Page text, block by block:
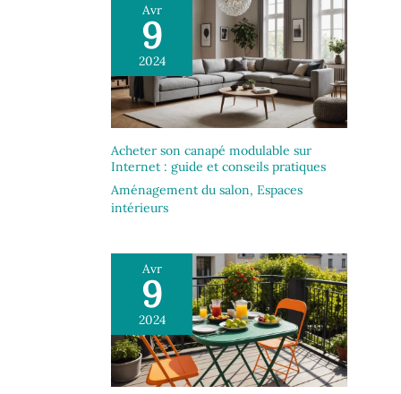
Avr
9
2024
Acheter son canapé modulable sur
Internet : guide et conseils pratiques
Aménagement du salon, Espaces
intérieurs
Avr
9
2024